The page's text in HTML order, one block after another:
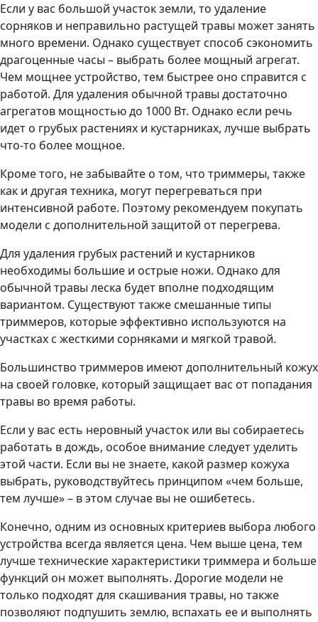
Если у вас большой участок земли, то удаление
сорняков и неправильно растущей травы может занять
много времени. Однако существует способ сэкономить
драгоценные часы – выбрать более мощный агрегат.
Чем мощнее устройство, тем быстрее оно справится с
работой. Для удаления обычной травы достаточно
агрегатов мощностью до 1000 Вт. Однако если речь
идет о грубых растениях и кустарниках, лучше выбрать
что-то более мощное.
Кроме того, не забывайте о том, что триммеры, также
как и другая техника, могут перегреваться при
интенсивной работе. Поэтому рекомендуем покупать
модели с дополнительной защитой от перегрева.
Для удаления грубых растений и кустарников
необходимы большие и острые ножи. Однако для
обычной травы леска будет вполне подходящим
вариантом. Существуют также смешанные типы
триммеров, которые эффективно используются на
участках с жесткими сорняками и мягкой травой.
Большинство триммеров имеют дополнительный кожух
на своей головке, который защищает вас от попадания
травы во время работы.
Если у вас есть неровный участок или вы собираетесь
работать в дождь, особое внимание следует уделить
этой части. Если вы не знаете, какой размер кожуха
выбрать, руководствуйтесь принципом «чем больше,
тем лучше» – в этом случае вы не ошибетесь.
Конечно, одним из основных критериев выбора любого
устройства всегда является цена. Чем выше цена, тем
лучше технические характеристики триммера и больше
функций он может выполнять. Дорогие модели не
только подходят для скашивания травы, но также
позволяют подпушить землю, вспахать ее и выполнять